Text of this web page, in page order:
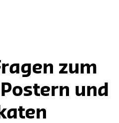
zum
und